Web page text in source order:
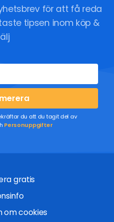
för att få reda
tipsen inom köp &
du att du tagit del av
Personuppgifter
gratis
om cookies